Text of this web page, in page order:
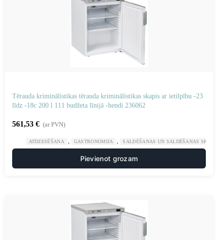
Tērauda kriminālistikas tērauda kriminālistikas skapis ar ietilpību -23
līdz -18c 200 l 111 budžeta līnijā -hendi 236062
561,53 € (ar PVN)
ATDZESĒŠANA GASTRONOMIJA SALDĒŠANAS UN SALDĒŠANAS SKAPJI
Pievienot grozam